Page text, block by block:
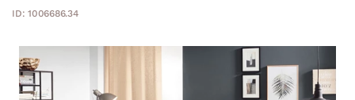
ID: 1006686.34